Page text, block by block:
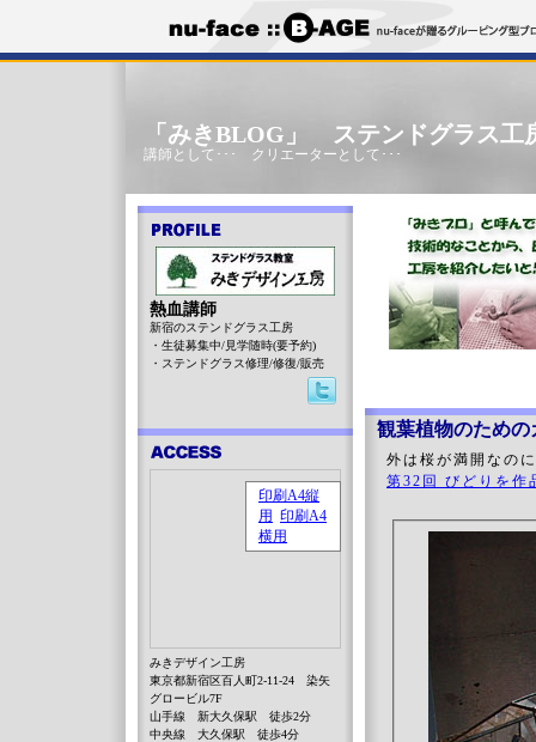
「みきBLOG」 ステンドグラス工
講師として･･･ クリエーターとして･･･
観葉植物のための
外は桜が満開なの
第32回 びどりを作
熱血講師
新宿のステンドグラス工房
・生徒募集中/見学随時(要予約)
・ステンドグラス修理/修復/販売
みきデザイン工房
東京都新宿区百人町2-11-24 染矢
グロービル7F
山手線 新大久保駅 徒歩2分
中央線 大久保駅 徒歩4分